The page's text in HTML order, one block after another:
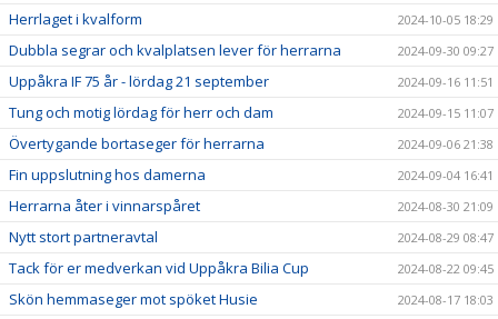
Herrlaget i kvalform 2024-10-05 18:29
Dubbla segrar och kvalplatsen lever för herrarna 2024-09-30 09:27
Uppåkra IF 75 år - lördag 21 september 2024-09-16 11:51
Tung och motig lördag för herr och dam 2024-09-15 11:07
Övertygande bortaseger för herrarna 2024-09-06 21:38
Fin uppslutning hos damerna 2024-09-04 16:41
Herrarna åter i vinnarspåret 2024-08-30 21:09
Nytt stort partneravtal 2024-08-29 08:47
Tack för er medverkan vid Uppåkra Bilia Cup 2024-08-22 09:45
Skön hemmaseger mot spöket Husie 2024-08-17 18:03